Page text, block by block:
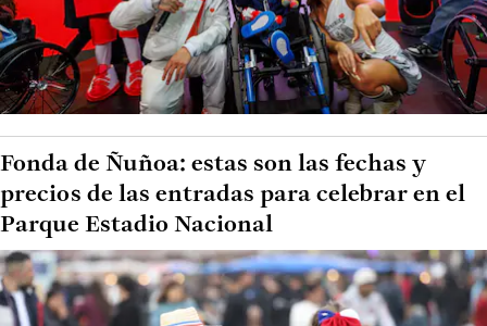
Fonda de Ñuñoa: estas son las fechas y
precios de las entradas para celebrar en el
Parque Estadio Nacional